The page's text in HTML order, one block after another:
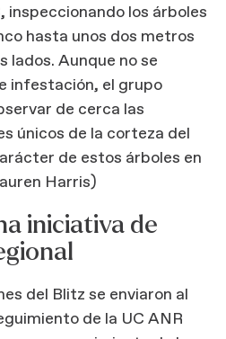
inspeccionando los árboles
hasta unos dos metros
lados. Aunque no se
infestación, el grupo
de cerca las
únicos de la corteza del
de estos árboles en
Harris)
iniciativa de
del Blitz se enviaron al
de la UC ANR